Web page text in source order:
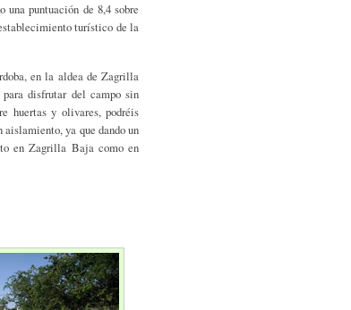
puntuación de 8,4 sobre
turístico de la
en la aldea de Zagrilla
disfrutar del campo sin
huertas y olivares, podréis
ya que dando un
en Zagrilla Baja como en